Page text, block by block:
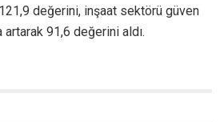
değerini, inşaat sektörü güven
artarak 91,6 değerini aldı.